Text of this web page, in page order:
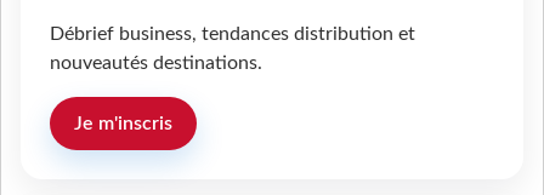
Débrief business, tendances distribution et
nouveautés destinations.
Je m'inscris